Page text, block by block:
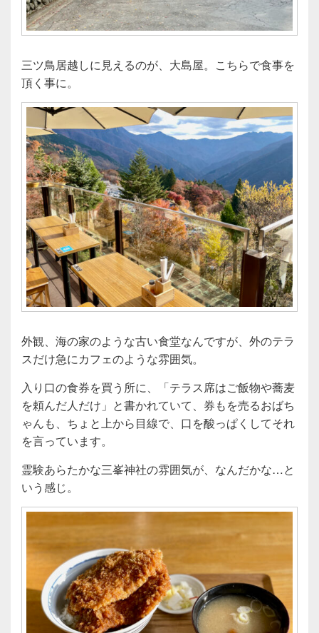
三ツ鳥居越しに見えるのが、大島屋。こちらで食事を
頂く事に。
外観、海の家のような古い食堂なんですが、外のテラ
スだけ急にカフェのような雰囲気。
入り口の食券を買う所に、「テラス席はご飯物や蕎麦
を頼んだ人だけ」と書かれていて、券もを売るおばち
ゃんも、ちょと上から目線で、口を酸っぱくしてそれ
を言っています。
霊験あらたかな三峯神社の雰囲気が、なんだかな…と
いう感じ。